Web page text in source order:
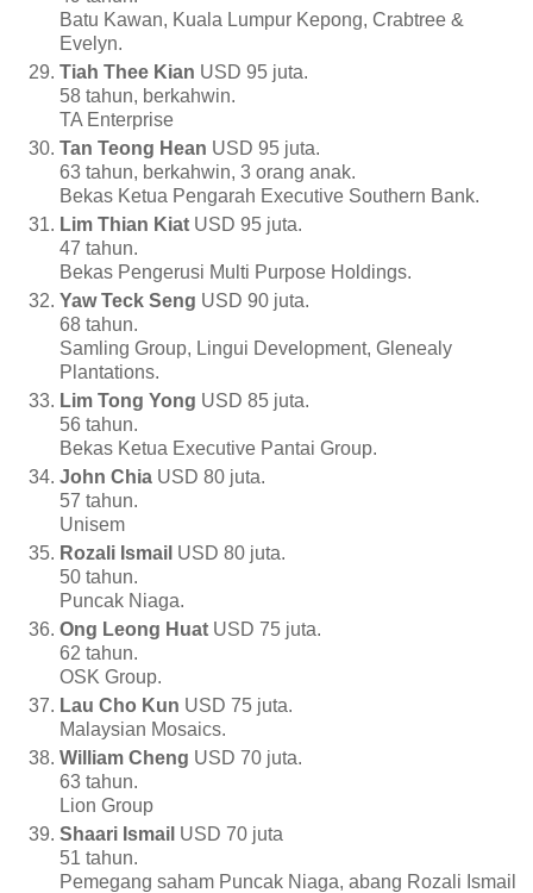
Batu Kawan, Kuala Lumpur Kepong, Crabtree &
Evelyn.
Tiah Thee Kian USD 95 juta.
58 tahun, berkahwin.
TA Enterprise
Tan Teong Hean USD 95 juta.
63 tahun, berkahwin, 3 orang anak.
Bekas Ketua Pengarah Executive Southern Bank.
Lim Thian Kiat USD 95 juta.
47 tahun.
Bekas Pengerusi Multi Purpose Holdings.
Yaw Teck Seng USD 90 juta.
68 tahun.
Samling Group, Lingui Development, Glenealy
Plantations.
Lim Tong Yong USD 85 juta.
56 tahun.
Bekas Ketua Executive Pantai Group.
John Chia USD 80 juta.
57 tahun.
Unisem
Rozali Ismail USD 80 juta.
50 tahun.
Puncak Niaga.
Ong Leong Huat USD 75 juta.
62 tahun.
OSK Group.
Lau Cho Kun USD 75 juta.
Malaysian Mosaics.
William Cheng USD 70 juta.
63 tahun.
Lion Group
Shaari Ismail USD 70 juta
51 tahun.
Pemegang saham Puncak Niaga, abang Rozali Ismail